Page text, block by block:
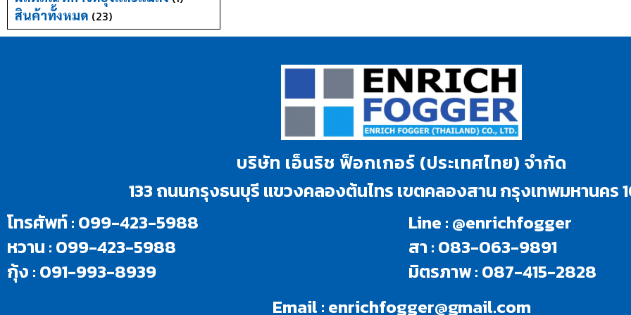
สินค้าทั้งหมด (23)
บริษัท เอ็นริช ฟ็อกเกอร์ (ประเทศไทย) จำกัด
133 ถนนกรุงธนบุรี แขวงคลองต้นไทร เขตคลองสาน กรุงเทพมหานคร
โทรศัพท์ : 099-423-5988
หวาน : 099-423-5988
กุ้ง : 091-993-8939
Line : @enrichfogger
สา : 083-063-9891
มิตรภาพ : 087-415-2828
Email :enrichfogger@gmail.com